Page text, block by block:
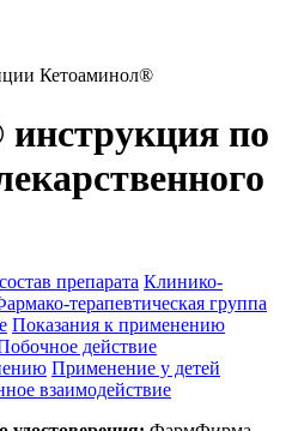
Кетоаминол®
по
препарата Клинико-
терапевтическая группа
Показания к применению
действие
Применение у детей
взаимодействие